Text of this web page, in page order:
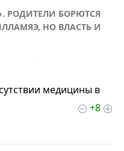
РОДИТЕЛИ БОРЮТСЯ
НО ВЛАСТЬ И
медицины в
+8